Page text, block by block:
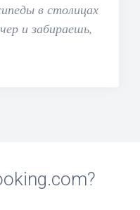
в столицах
и забираешь,